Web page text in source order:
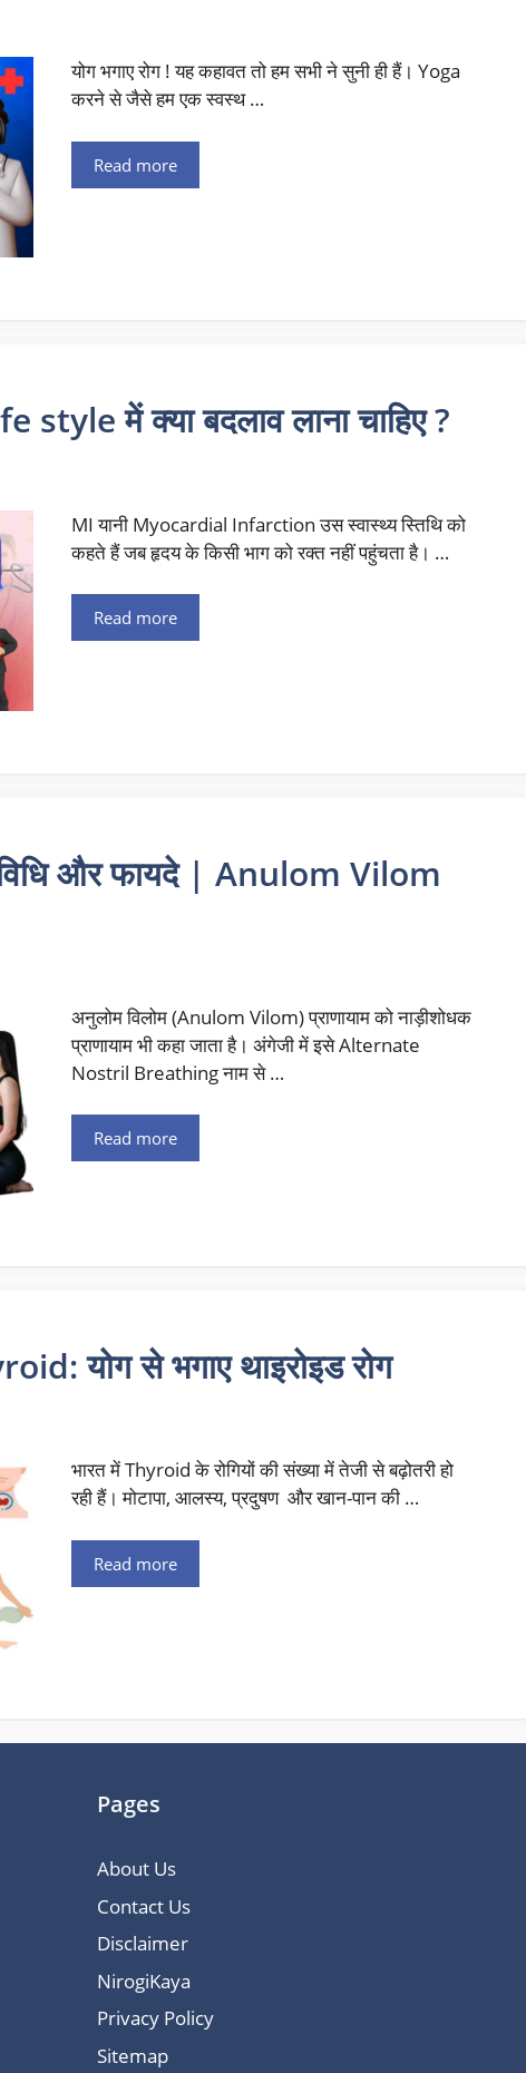
योग भगाए रोग ! यह कहावत तो हम सभी ने सुनी ही हैं। Yoga
करने से जैसे हम एक स्वस्थ …
Read more
में क्या बदलाव लाना चाहिए ?
MI यानी Myocardial Infarction उस स्वास्थ्य स्तिथि को
कहते हैं जब हृदय के किसी भाग को रक्त नहीं पहुंचता है। …
Read more
विधि और फायदे | Anulom Vilom
अनुलोम विलोम (Anulom Vilom) प्राणायाम को नाड़ीशोधक
प्राणायाम भी कहा जाता है। अंगेजी में इसे Alternate
Nostril Breathing नाम से …
Read more
योग से भगाए थाइरोइड रोग
भारत में Thyroid के रोगियों की संख्या में तेजी से बढ़ोतरी हो
रही हैं। मोटापा, आलस्य, प्रदुषण और खान-पान की …
Read more
Pages
About Us
Contact Us
Disclaimer
NirogiKaya
Privacy Policy
Sitemap